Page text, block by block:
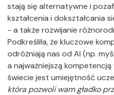
stają się alternatywne i
kształcenia i dokształcania
- a także rozwijanie
Podkreśliła, że kluczowe
odróżniają nas od AI (np.
a najważniejszą
świecie jest umiejętność
która pozwoli wam gładko